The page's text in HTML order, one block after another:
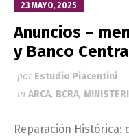
23 MAYO, 2025
Anuncios –
y Banco
por Estudio Piacentini
in ARCA, BCRA,
Reparación Histórica: